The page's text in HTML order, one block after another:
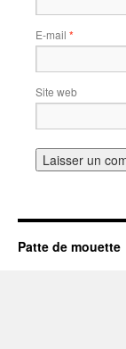
E-mail *
Site web
Patte de mouette